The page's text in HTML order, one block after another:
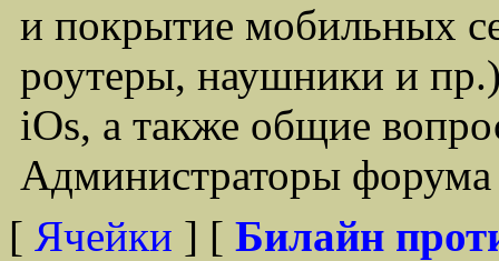
и покрытие мобильных
роутеры, наушники и
iOs, а также общие
Администраторы
[ Ячейки ] [ Билайн